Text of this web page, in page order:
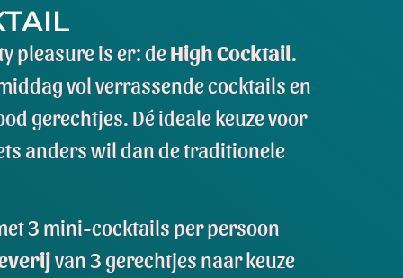
pleasure is er: deHigh Cocktail
vol verrassende cocktails en
gerechtjes. Dé ideale keuze voor
anders wil dan de traditionele
3 mini-cocktails per persoon
van 3 gerechtjes naar keuze